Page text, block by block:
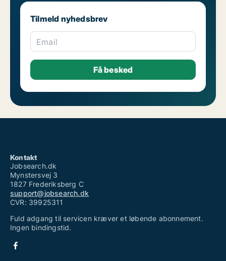
Ledige jobs: Vikar
Tilmeld nyhedsbrev
Email
Kontakt
Jobsearch.dk
Mynstersvej 3
1827 Frederiksberg C
support@jobsearch.dk
CVR: 39925311
Fuld adgang til servicen kræver et løbende abonnement.
Ingen bindingstid.